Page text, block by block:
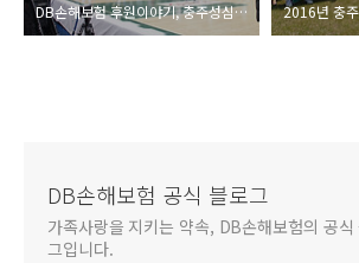
DB손해보험 후원이야기, 충주성심학교 야구부 후원금 전달
DB손해보험 공식 블로그
가족사랑을 지키는 약속, DB손해보험의 공식
그입니다.